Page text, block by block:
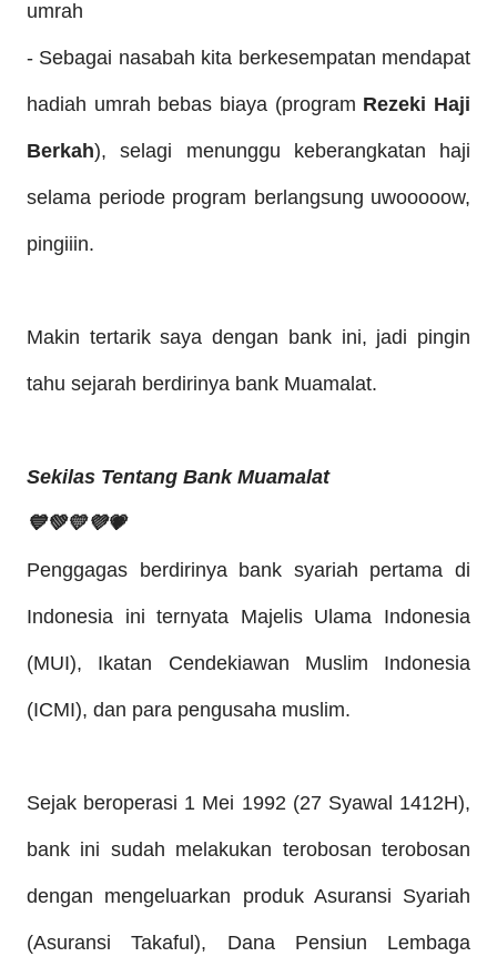
umrah
- Sebagai nasabah kita berkesempatan mendapat
hadiah umrah bebas biaya (program Rezeki Haji
Berkah), selagi menunggu keberangkatan haji
selama periode program berlangsung uwooooow,
pingiiin.
Makin tertarik saya dengan bank ini, jadi pingin
tahu sejarah berdirinya bank Muamalat.
Sekilas Tentang Bank Muamalat
💙💚💛💜💗
Penggagas berdirinya bank syariah pertama di
Indonesia ini ternyata Majelis Ulama Indonesia
(MUI), Ikatan Cendekiawan Muslim Indonesia
(ICMI), dan para pengusaha muslim.
Sejak beroperasi 1 Mei 1992 (27 Syawal 1412H),
bank ini sudah melakukan terobosan terobosan
dengan mengeluarkan produk Asuransi Syariah
(Asuransi Takaful), Dana Pensiun Lembaga